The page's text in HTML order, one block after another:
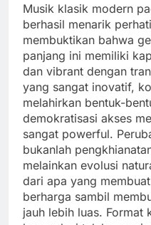
Musik klasik modern
berhasil menarik
membuktikan bahwa
panjang ini memiliki
dan vibrant dengan
yang sangat inovatif,
melahirkan bentuk-
demokratisasi akses
sangat powerful.
bukanlah
melainkan evolusi
dari apa yang
berharga sambil
jauh lebih luas. Format